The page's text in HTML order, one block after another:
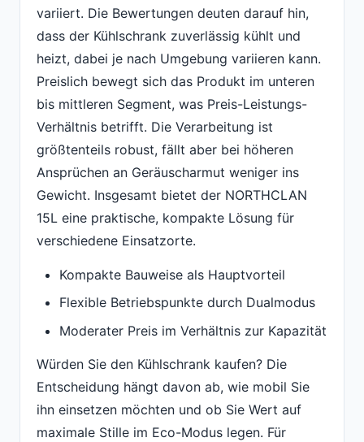
variiert. Die Bewertungen deuten darauf hin,
dass der Kühlschrank zuverlässig kühlt und
heizt, dabei je nach Umgebung variieren kann.
Preislich bewegt sich das Produkt im unteren
bis mittleren Segment, was Preis-Leistungs-
Verhältnis betrifft. Die Verarbeitung ist
größtenteils robust, fällt aber bei höheren
Ansprüchen an Geräuscharmut weniger ins
Gewicht. Insgesamt bietet der NORTHCLAN
15L eine praktische, kompakte Lösung für
verschiedene Einsatzorte.
Kompakte Bauweise als Hauptvorteil
Flexible Betriebspunkte durch Dualmodus
Moderater Preis im Verhältnis zur Kapazität
Würden Sie den Kühlschrank kaufen? Die
Entscheidung hängt davon ab, wie mobil Sie
ihn einsetzen möchten und ob Sie Wert auf
maximale Stille im Eco-Modus legen. Für